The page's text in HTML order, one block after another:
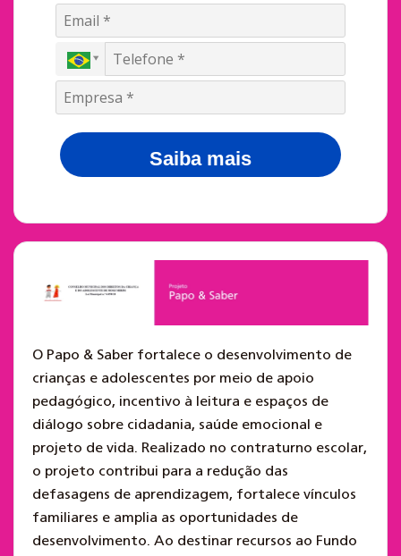
Saiba mais
O Papo & Saber fortalece o desenvolvimento de
crianças e adolescentes por meio de apoio
pedagógico, incentivo à leitura e espaços de
diálogo sobre cidadania, saúde emocional e
projeto de vida. Realizado no contraturno escolar,
o projeto contribui para a redução das
defasagens de aprendizagem, fortalece vínculos
familiares e amplia as oportunidades de
desenvolvimento. Ao destinar recursos ao Fundo